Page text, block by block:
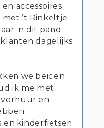
accessoires.
’t Rinkeltje
in dit pand
dagelijks
we beiden
ik me met
verhuur en
en kinderfietsen